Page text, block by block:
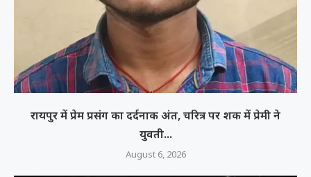
रायपुर में प्रेम प्रसंग का दर्दनाक अंत, चरित्र पर शक में प्रेमी ने
युवती...
August 6, 2026